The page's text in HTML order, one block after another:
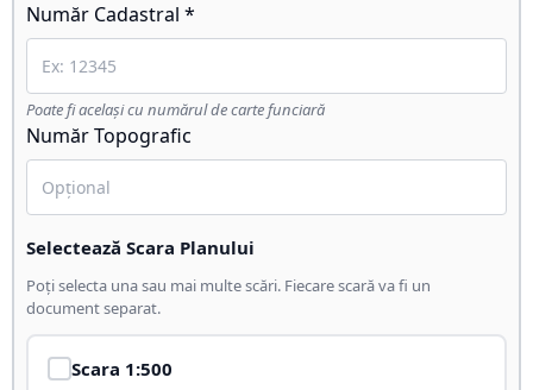
Număr Cadastral *
Poate fi același cu numărul de carte funciară
Număr Topografic
Selectează Scara Planului
Poți selecta una sau mai multe scări. Fiecare scară va fi un
document separat.
Scara 1:500